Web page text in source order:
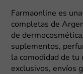
Farmaonline es
completas de
de
suplementos,
la comodidad de tu
exclusivos, envíos